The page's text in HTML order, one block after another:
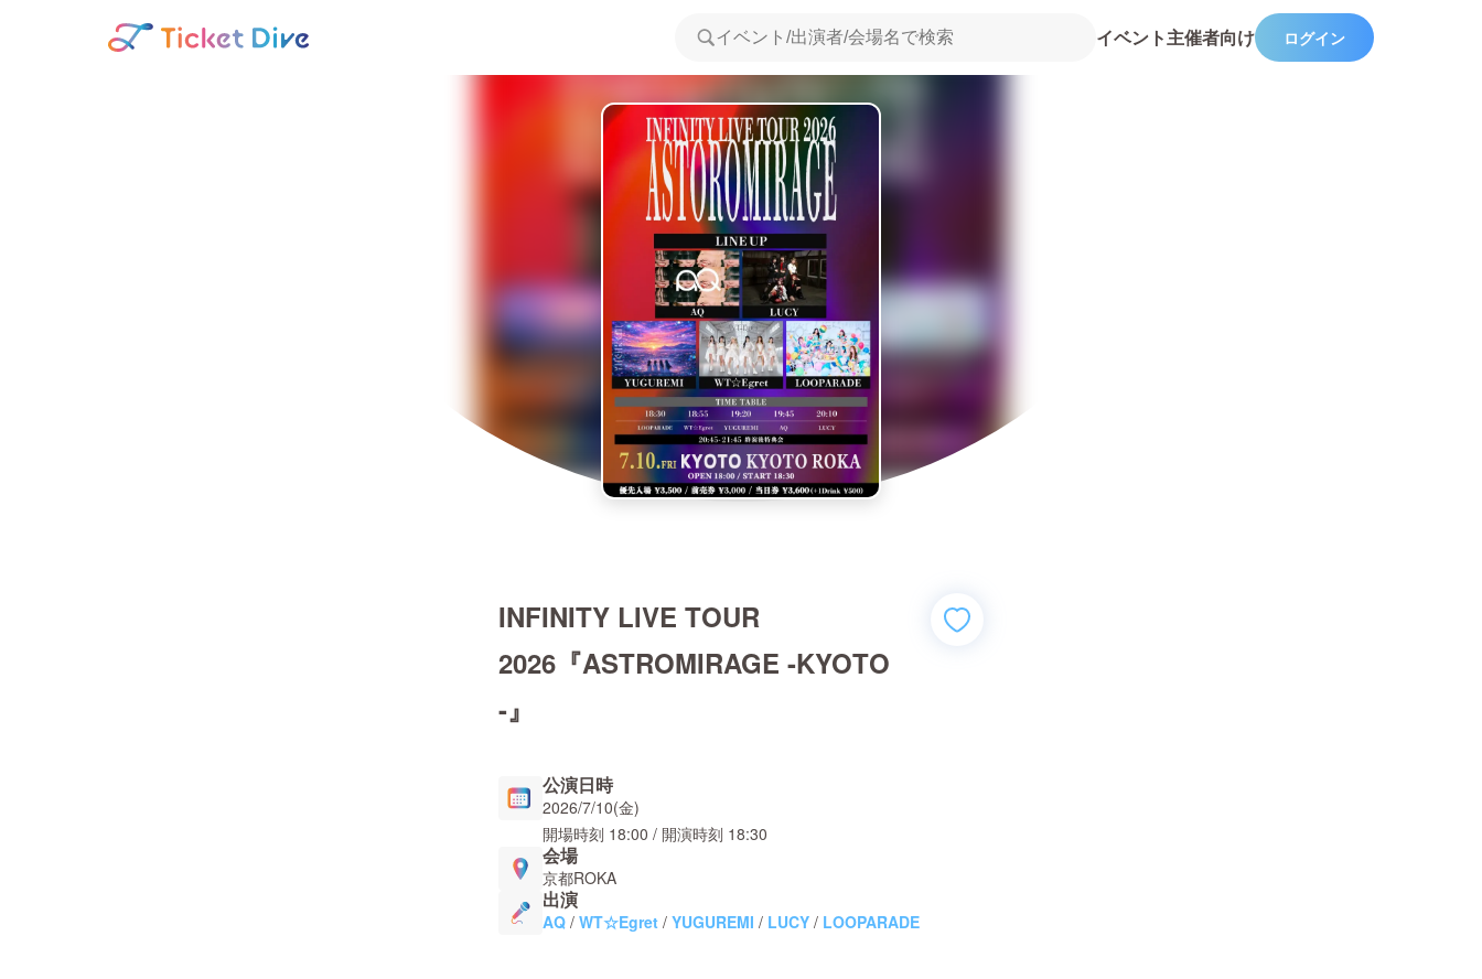
イベント主催者向け ログイン
INFINITY LIVE TOUR
2026『ASTROMIRAGE -KYOTO
-』
公演日時
2026/7/10(金)
開場時刻 18:00 / 開演時刻 18:30
会場
京都ROKA
出演
AQ / WT☆Egret / YUGUREMI / LUCY / LOOPARADE